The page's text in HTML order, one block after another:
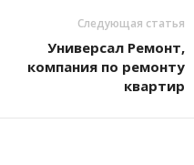
Следующая статья
Универсал Ремонт,
компания по ремонту
квартир